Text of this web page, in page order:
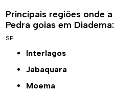
Principais regiões onde
Pedra goias em Diadema:
SP
Interlagos
Jabaquara
Moema